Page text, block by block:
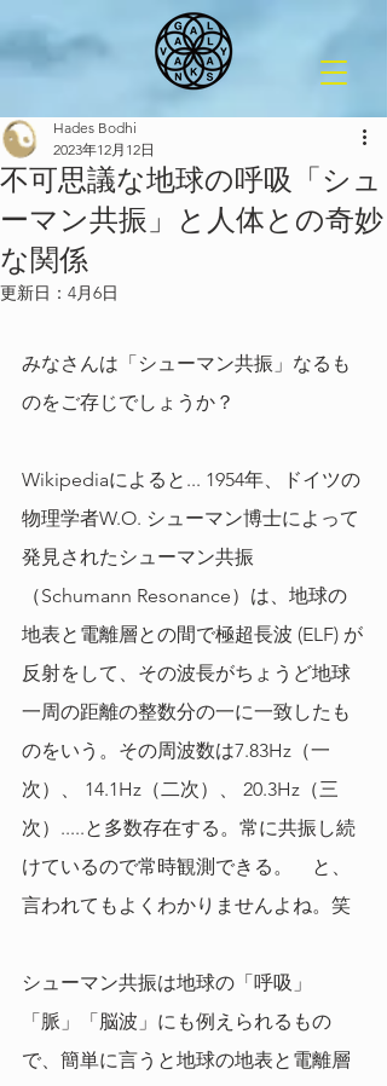
不可思議な地球の呼吸「シュ
ーマン共振」と人体との奇妙
な関係
Hades Bodhi
2023年12月12日
更新日： 4月6日
みなさんは「シューマン共振」なるも
のをご存じでしょうか？
Wikipediaによると... 1954年、ドイツの
物理学者W.O. シューマン博士によって
発見されたシューマン共振
（Schumann Resonance）は、地球の
地表と電離層との間で極超長波 (ELF) が
反射をして、その波長がちょうど地球
一周の距離の整数分の一に一致したも
のをいう。その周波数は7.83Hz（一
次）、 14.1Hz（二次）、 20.3Hz（三
次）.....と多数存在する。常に共振し続
けているので常時観測できる。　と、
言われてもよくわかりませんよね。笑
シューマン共振は地球の「呼吸」
「脈」「脳波」にも例えられるもの
で、簡単に言うと地球の地表と電離層